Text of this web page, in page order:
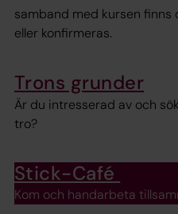
samband med kursen
eller konfirmeras.
Trons grunder
Är du intresserad av och
tro?
Stick-Café
Kom och handarbeta